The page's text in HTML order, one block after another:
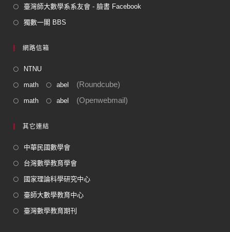
臺灣師大數學系系友會 - 臉書 Facebook
獨數一閣 BBS
網路信箱
NTNU
math abel (Roundcube)
math abel (Openwebmail)
其它連結
中華民國數學會
台灣數學教育學會
國家理論科學研究中心
臺師大數學教育中心
臺灣數學教育期刊